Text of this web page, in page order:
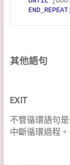
END_REPEAT
其他語句
EXIT
不管循環語句
中斷循環過程。